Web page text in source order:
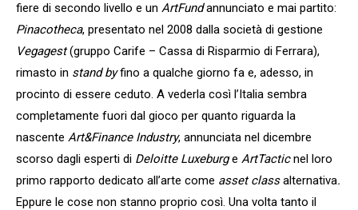
fiere di secondo livello e un ArtFundannunciato e mai partito:
Pinacotheca, presentato nel 2008 dalla società di gestione
Vegagest(gruppo Carife – Cassa di Risparmio di Ferrara),
rimasto in stand byfino a qualche giorno fa e, adesso, in
procinto di essere ceduto. A vederla così l’Italia sembra
completamente fuori dal gioco per quanto riguarda la
nascente Art&Finance Industry, annunciata nel dicembre
scorso dagli esperti di Deloitte Luxeburge ArtTacticnel loro
primo rapporto dedicato all’arte come asset classalternativa.
Eppure le cose non stanno proprio così. Una volta tanto il